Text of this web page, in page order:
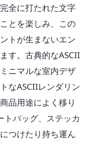
全に打たれた文字
とを楽しみ、この
トが生まないエン
す。古典的なASCII
ニマルな室内デザ
なASCIIレンダリン
品用途によく移り
トバッグ、ステッカ
つけたり持ち運ん